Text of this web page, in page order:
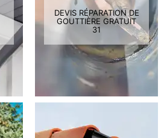
DEVIS RÉPARATION DE
GOUTTIÈRE GRATUIT
31